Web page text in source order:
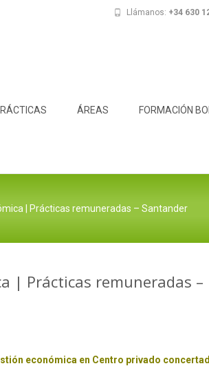
Llámanos: +34 630
ÁREAS FORMACIÓN
| Prácticas remuneradas – Santander
| Prácticas remuneradas –
económica en Centro privado